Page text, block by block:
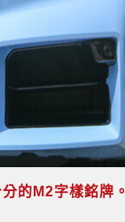
的M2字樣銘牌。